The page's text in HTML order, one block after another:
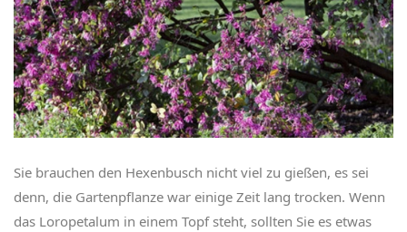
Sie brauchen den Hexenbusch nicht viel zu gießen, es sei
denn, die Gartenpflanze war einige Zeit lang trocken. Wenn
das Loropetalum in einem Topf steht, sollten Sie es etwas